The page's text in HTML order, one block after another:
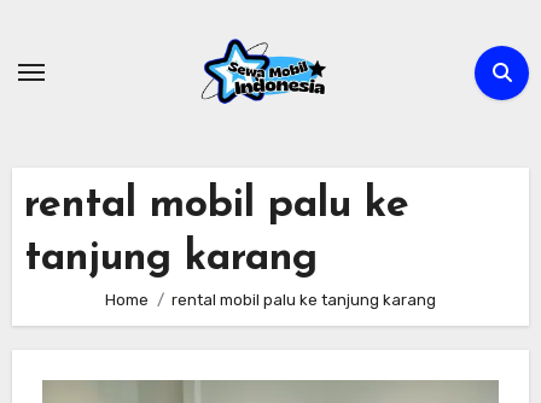
content
rental mobil palu ke
tanjung karang
Home rental mobil palu ke tanjung karang